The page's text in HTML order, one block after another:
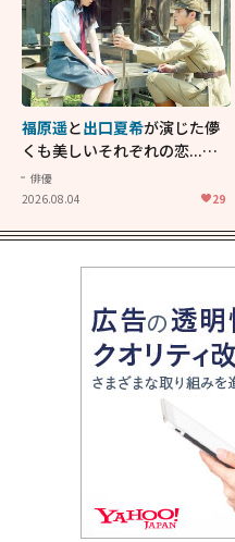
福原遥と出口夏希が演じた儚
くも美しいそれぞれの恋...生
きることの尊さを教えてくれ
た映画「あの花が咲く丘で、
俳優
2026.08.04
29